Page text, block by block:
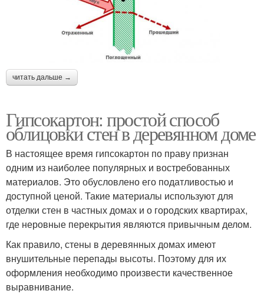
читать дальше →
Гипсокартон: простой способ
облицовки стен в деревянном доме
В настоящее время гипсокартон по праву признан
одним из наиболее популярных и востребованных
материалов. Это обусловлено его податливостью и
доступной ценой. Такие материалы используют для
отделки стен в частных домах и о городских квартирах,
где неровные перекрытия являются привычным делом.
Как правило, стены в деревянных домах имеют
внушительные перепады высоты. Поэтому для их
оформления необходимо произвести качественное
выравнивание.